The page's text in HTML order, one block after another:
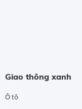
Giao thông xanh
Ô tô